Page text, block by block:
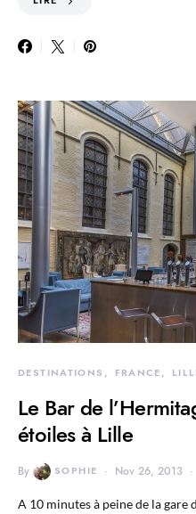
DESTINATIONS FRANCE
Le Bar de
étoiles à Lille
By SOPHIE Nov 26, 2013
A 10 minutes à peine de la gare